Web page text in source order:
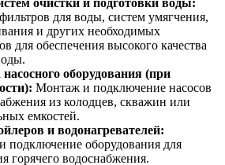
для воды, систем умягчения,
и других необходимых
для обеспечения высокого качества
оборудования (при
Монтаж и подключение насосов
из колодцев, скважин или
емкостей.
и водонагревателей:
подключение оборудования для
горячего водоснабжения.